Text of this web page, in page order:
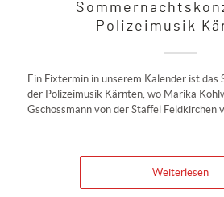
Polizeimusik
Ein Fixtermin in unserem Kalender ist das
der Polizeimusik Kärnten, wo Marika
Gschossmann von der Staffel Feldkirchen
Weiterlesen